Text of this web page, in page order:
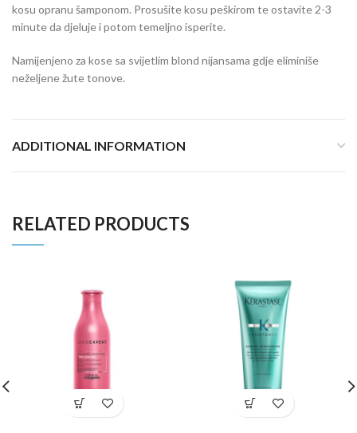
kosu opranu šamponom. Prosušite kosu peškirom te ostavite 2-3
minute da djeluje i potom temeljno isperite.
Namijenjeno za kose sa svijetlim blond nijansama gdje eliminiše
neželjene žute tonove.
ADDITIONAL INFORMATION
RELATED PRODUCTS